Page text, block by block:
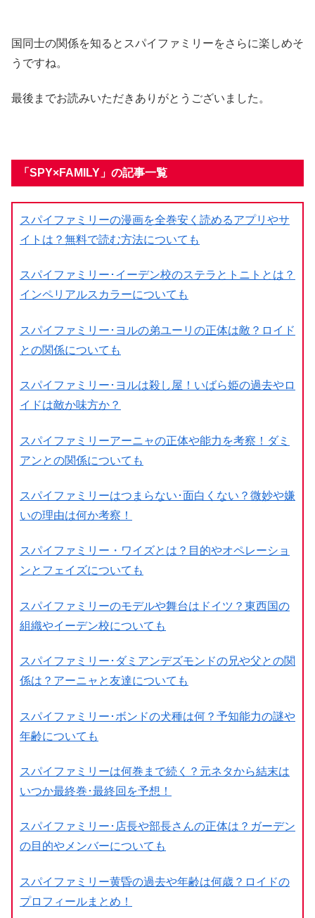
国同士の関係を知るとスパイファミリーをさらに楽しめそ
うですね。
最後までお読みいただきありがとうございました。
「SPY×FAMILY」の記事一覧
スパイファミリーの漫画を全巻安く読めるアプリやサ
イトは？無料で読む方法についても
スパイファミリー･イーデン校のステラとトニトとは？
インペリアルスカラーについても
スパイファミリー･ヨルの弟ユーリの正体は敵？ロイド
との関係についても
スパイファミリー･ヨルは殺し屋！いばら姫の過去やロ
イドは敵か味方か？
スパイファミリーアーニャの正体や能力を考察！ダミ
アンとの関係についても
スパイファミリーはつまらない･面白くない？微妙や嫌
いの理由は何か考察！
スパイファミリー・ワイズとは？目的やオペレーショ
ンとフェイズについても
スパイファミリーのモデルや舞台はドイツ？東西国の
組織やイーデン校についても
スパイファミリー･ダミアンデズモンドの兄や父との関
係は？アーニャと友達についても
スパイファミリー･ボンドの犬種は何？予知能力の謎や
年齢についても
スパイファミリーは何巻まで続く？元ネタから結末は
いつか最終巻･最終回を予想！
スパイファミリー･店長や部長さんの正体は？ガーデン
の目的やメンバーについても
スパイファミリー黄昏の過去や年齢は何歳？ロイドの
プロフィールまとめ！